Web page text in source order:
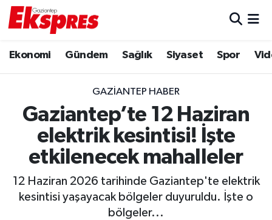
Ekonomi Gündem Sağlık Siyaset Spor
GAZIANTEP HABER
Gaziantep’te 12 Haziran
elektrik kesintisi! İşte
etkilenecek mahalleler
12 Haziran 2026 tarihinde Gaziantep'te elektrik
kesintisi yaşayacak bölgeler duyuruldu. İşte o
bölgeler...
Ekonomi
Gaziantep son dakika
Genel
Haberler
Trafik Durumu
Puan Durumu ve Fikstür
Tüm Manşetler
Haber Arşivi